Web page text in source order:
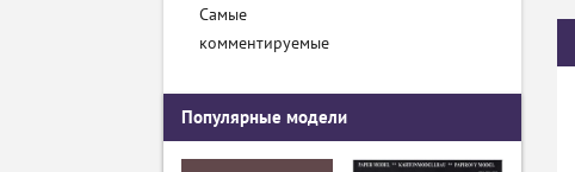
Самые
комментируемые
Популярные модели